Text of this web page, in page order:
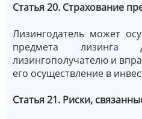
Статья 20. Страхование
Лизингодатель может
предмета
лизингополучателю и
его осуществление в
Статья 21. Риски,